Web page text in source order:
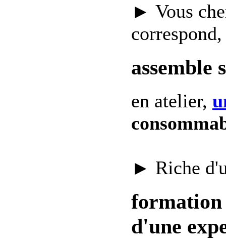
► Vous
correspond,
assemble
en atelier,
► Riche
formation
d'une